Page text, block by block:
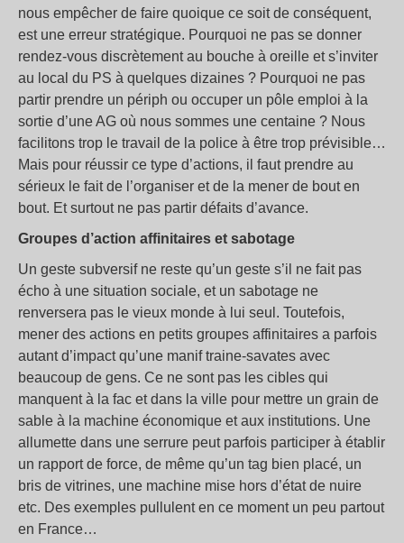
nous empêcher de faire quoique ce soit de conséquent,
est une erreur stratégique. Pourquoi ne pas se donner
rendez-vous discrètement au bouche à oreille et s’inviter
au local du PS à quelques dizaines ? Pourquoi ne pas
partir prendre un périph ou occuper un pôle emploi à la
sortie d’une AG où nous sommes une centaine ? Nous
facilitons trop le travail de la police à être trop prévisible…
Mais pour réussir ce type d’actions, il faut prendre au
sérieux le fait de l’organiser et de la mener de bout en
bout. Et surtout ne pas partir défaits d’avance.
Groupes d’action affinitaires et sabotage
Un geste subversif ne reste qu’un geste s’il ne fait pas
écho à une situation sociale, et un sabotage ne
renversera pas le vieux monde à lui seul. Toutefois,
mener des actions en petits groupes affinitaires a parfois
autant d’impact qu’une manif traine-savates avec
beaucoup de gens. Ce ne sont pas les cibles qui
manquent à la fac et dans la ville pour mettre un grain de
sable à la machine économique et aux institutions. Une
allumette dans une serrure peut parfois participer à établir
un rapport de force, de même qu’un tag bien placé, un
bris de vitrines, une machine mise hors d’état de nuire
etc. Des exemples pullulent en ce moment un peu partout
en France…